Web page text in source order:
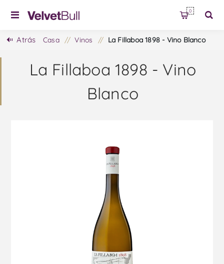
0
Atrás Casa / Vinos / La Fillaboa 1898 - Vino Blanco
La Fillaboa 1898 - Vino
Blanco